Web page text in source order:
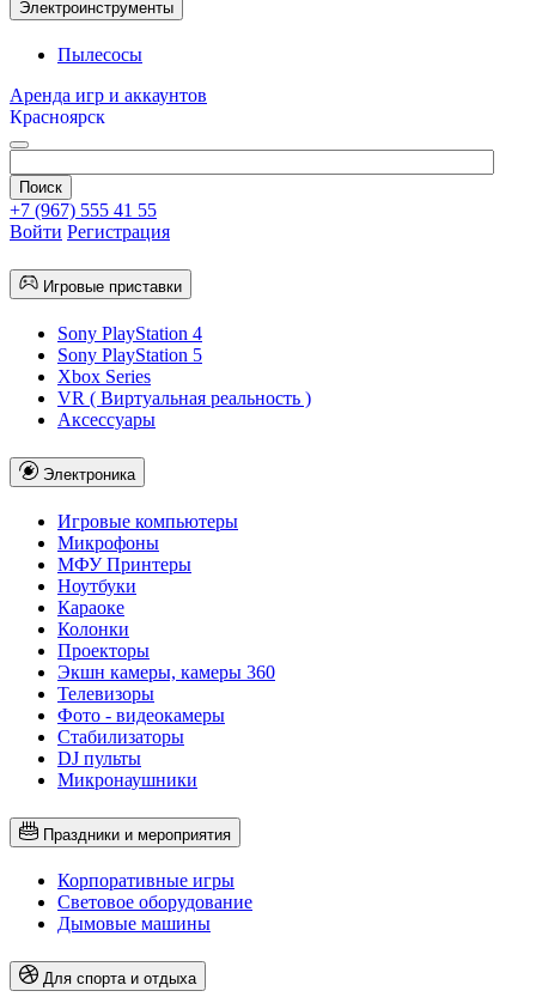
Электроинструменты
Пылесосы
Аренда игр и аккаунтов
Красноярск
+7 (967) 555 41 55
Войти Регистрация
Игровые приставки
Sony PlayStation 4
Sony PlayStation 5
Xbox Series
VR ( Виртуальная реальность )
Аксессуары
Электроника
Игровые компьютеры
Микрофоны
МФУ Принтеры
Ноутбуки
Караоке
Колонки
Проекторы
Экшн камеры, камеры 360
Телевизоры
Фото - видеокамеры
Стабилизаторы
DJ пульты
Микронаушники
Праздники и мероприятия
Корпоративные игры
Световое оборудование
Дымовые машины
Для спорта и отдыха